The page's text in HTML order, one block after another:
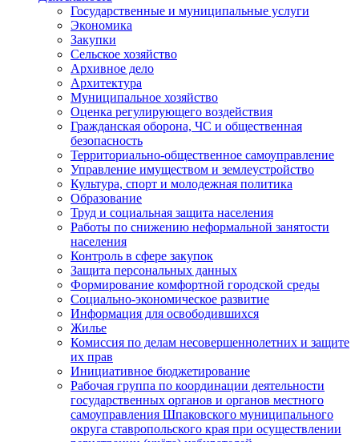
Государственные и муниципальные услуги
Экономика
Закупки
Сельское хозяйство
Архивное дело
Архитектура
Муниципальное хозяйство
Оценка регулирующего воздействия
Гражданская оборона, ЧС и общественная
безопасность
Территориально-общественное самоуправление
Управление имуществом и землеустройство
Культура, спорт и молодежная политика
Образование
Труд и социальная защита населения
Работы по снижению неформальной занятости
населения
Контроль в сфере закупок
Защита персональных данных
Формирование комфортной городской среды
Социально-экономическое развитие
Информация для освободившихся
Жилье
Комиссия по делам несовершеннолетних и защите
их прав
Инициативное бюджетирование
Рабочая группа по координации деятельности
государственных органов и органов местного
самоуправления Шпаковского муниципального
округа ставропольского края при осуществлении